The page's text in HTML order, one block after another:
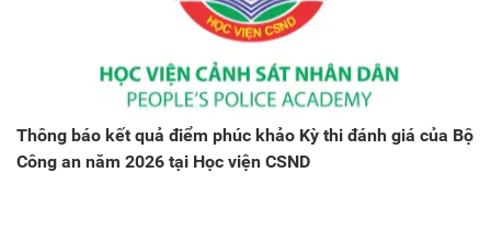
Thông báo kết quả điểm phúc khảo Kỳ thi đánh giá của Bộ
Công an năm 2026 tại Học viện CSND